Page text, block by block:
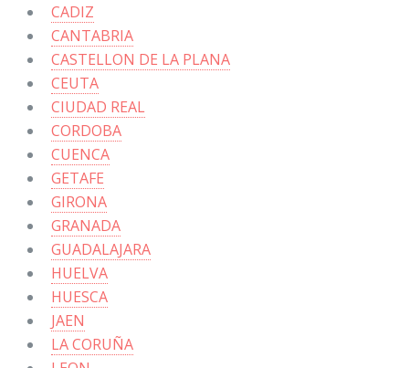
CADIZ
CANTABRIA
CASTELLON DE LA PLANA
CEUTA
CIUDAD REAL
CORDOBA
CUENCA
GETAFE
GIRONA
GRANADA
GUADALAJARA
HUELVA
HUESCA
JAEN
LA CORUÑA